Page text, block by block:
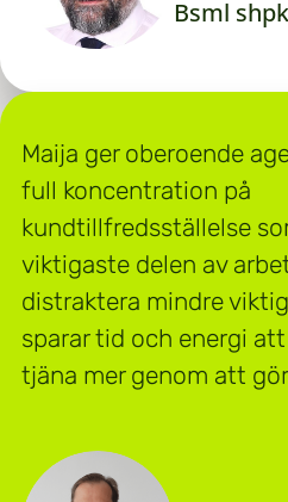
Bsml shpk
Maija ger oberoende
full koncentration på
kundtillfredsställelse
viktigaste delen av
distraktera mindre
sparar tid och energi
tjäna mer genom att